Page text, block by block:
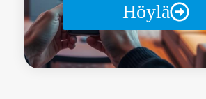
Höylä